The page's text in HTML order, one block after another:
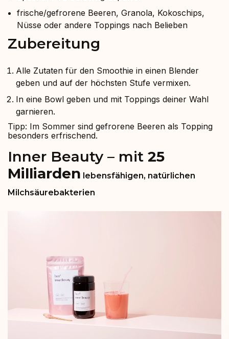
frische/gefrorene Beeren, Granola, Kokoschips,
Nüsse oder andere Toppings nach Belieben
Zubereitung⁠
Alle Zutaten für den Smoothie in einen Blender
geben und auf der höchsten Stufe vermixen.
In eine Bowl geben und mit Toppings deiner Wahl
garnieren.
Tipp: Im Sommer sind gefrorene Beeren als Topping
besonders erfrischend.
Inner Beauty – mit 25
Milliarden lebensfähigen, natürlichen
Milchsäurebakterien